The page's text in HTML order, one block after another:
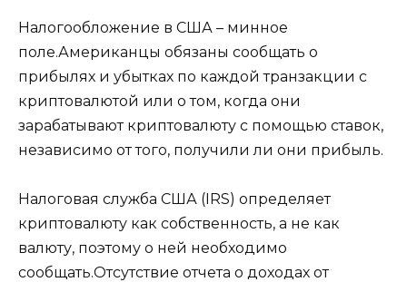
Налогообложение в США – минное
поле.Американцы обязаны сообщать о
прибылях и убытках по каждой транзакции с
криптовалютой или о том, когда они
зарабатывают криптовалюту с помощью ставок,
независимо от того, получили ли они прибыль.
Налоговая служба США (IRS) определяет
криптовалюту как собственность, а не как
валюту, поэтому о ней необходимо
сообщать.Отсутствие отчета о доходах от